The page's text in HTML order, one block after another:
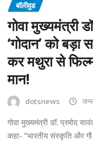
बॉलीवुड
गोवा मुख्यमंत्री
‘गोदान’ को बड़ा
कर मथुरा से
मान!
dotsnews
गोवा मुख्यमंत्री डॉ. प्रमोद
कहा- “भारतीय संस्कृति और